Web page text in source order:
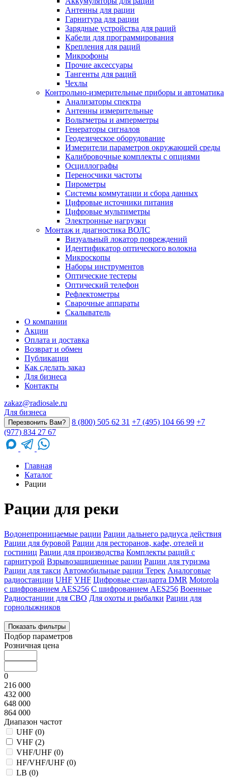
Антенны для рации
Гарнитура для рации
Зарядные устройства для раций
Кабели для программирования
Крепления для раций
Микрофоны
Прочие аксессуары
Тангенты для раций
Чехлы
Контрольно-измерительные приборы и автоматика
Анализаторы спектра
Антенны измерительные
Вольтметры и амперметры
Генераторы сигналов
Геодезическое оборудование
Измерители параметров окружающей среды
Калибровочные комплекты с опциями
Осциллографы
Переносчики частоты
Пирометры
Системы коммутации и сбора данных
Цифровые источники питания
Цифровые мультиметры
Электронные нагрузки
Монтаж и диагностика ВОЛС
Визуальный локатор повреждений
Идентификатор оптического волокна
Микроскопы
Наборы инструментов
Оптические тестеры
Оптический телефон
Рефлектометры
Сварочные аппараты
Скалыватель
О компании
Акции
Оплата и доставка
Возврат и обмен
Публикации
Как сделать заказ
Для бизнеса
Контакты
zakaz@radiosale.ru
Для бизнеса
Перезвонить Вам? 8 (800) 505 62 31 +7 (495) 104 66 99 +7
(977) 834 27 67
Главная
Каталог
Рации
Рации для реки
Водонепроницаемые рации Рации дальнего радиуса действия
Рации для буровой Рации для ресторанов, кафе, отелей и
гостиниц Рации для производства Комплекты раций с
гарнитурой Взрывозащищенные рации Рации для туризма
Рации для такси Автомобильные рации Терек Аналоговые
радиостанции UHF VHF Цифровые стандарта DMR Motorola
с шифрованием AES256 С шифрованием AES256 Военные
Радиостанции для СВО Для охоты и рыбалки Рации для
горнолыжников
Показать фильтры
Подбор параметров
Розничная цена
0
216 000
432 000
648 000
864 000
Диапазон частот
UHF (0)
VHF (2)
VHF/UHF (0)
HF/VHF/UHF (0)
LB (0)